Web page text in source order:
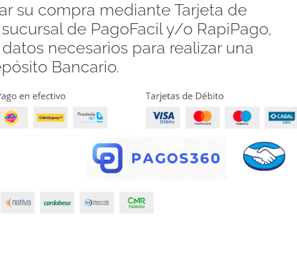
su compra mediante Tarjeta de
de PagoFacil y/o RapiPago,
necesarios para realizar una
Bancario.